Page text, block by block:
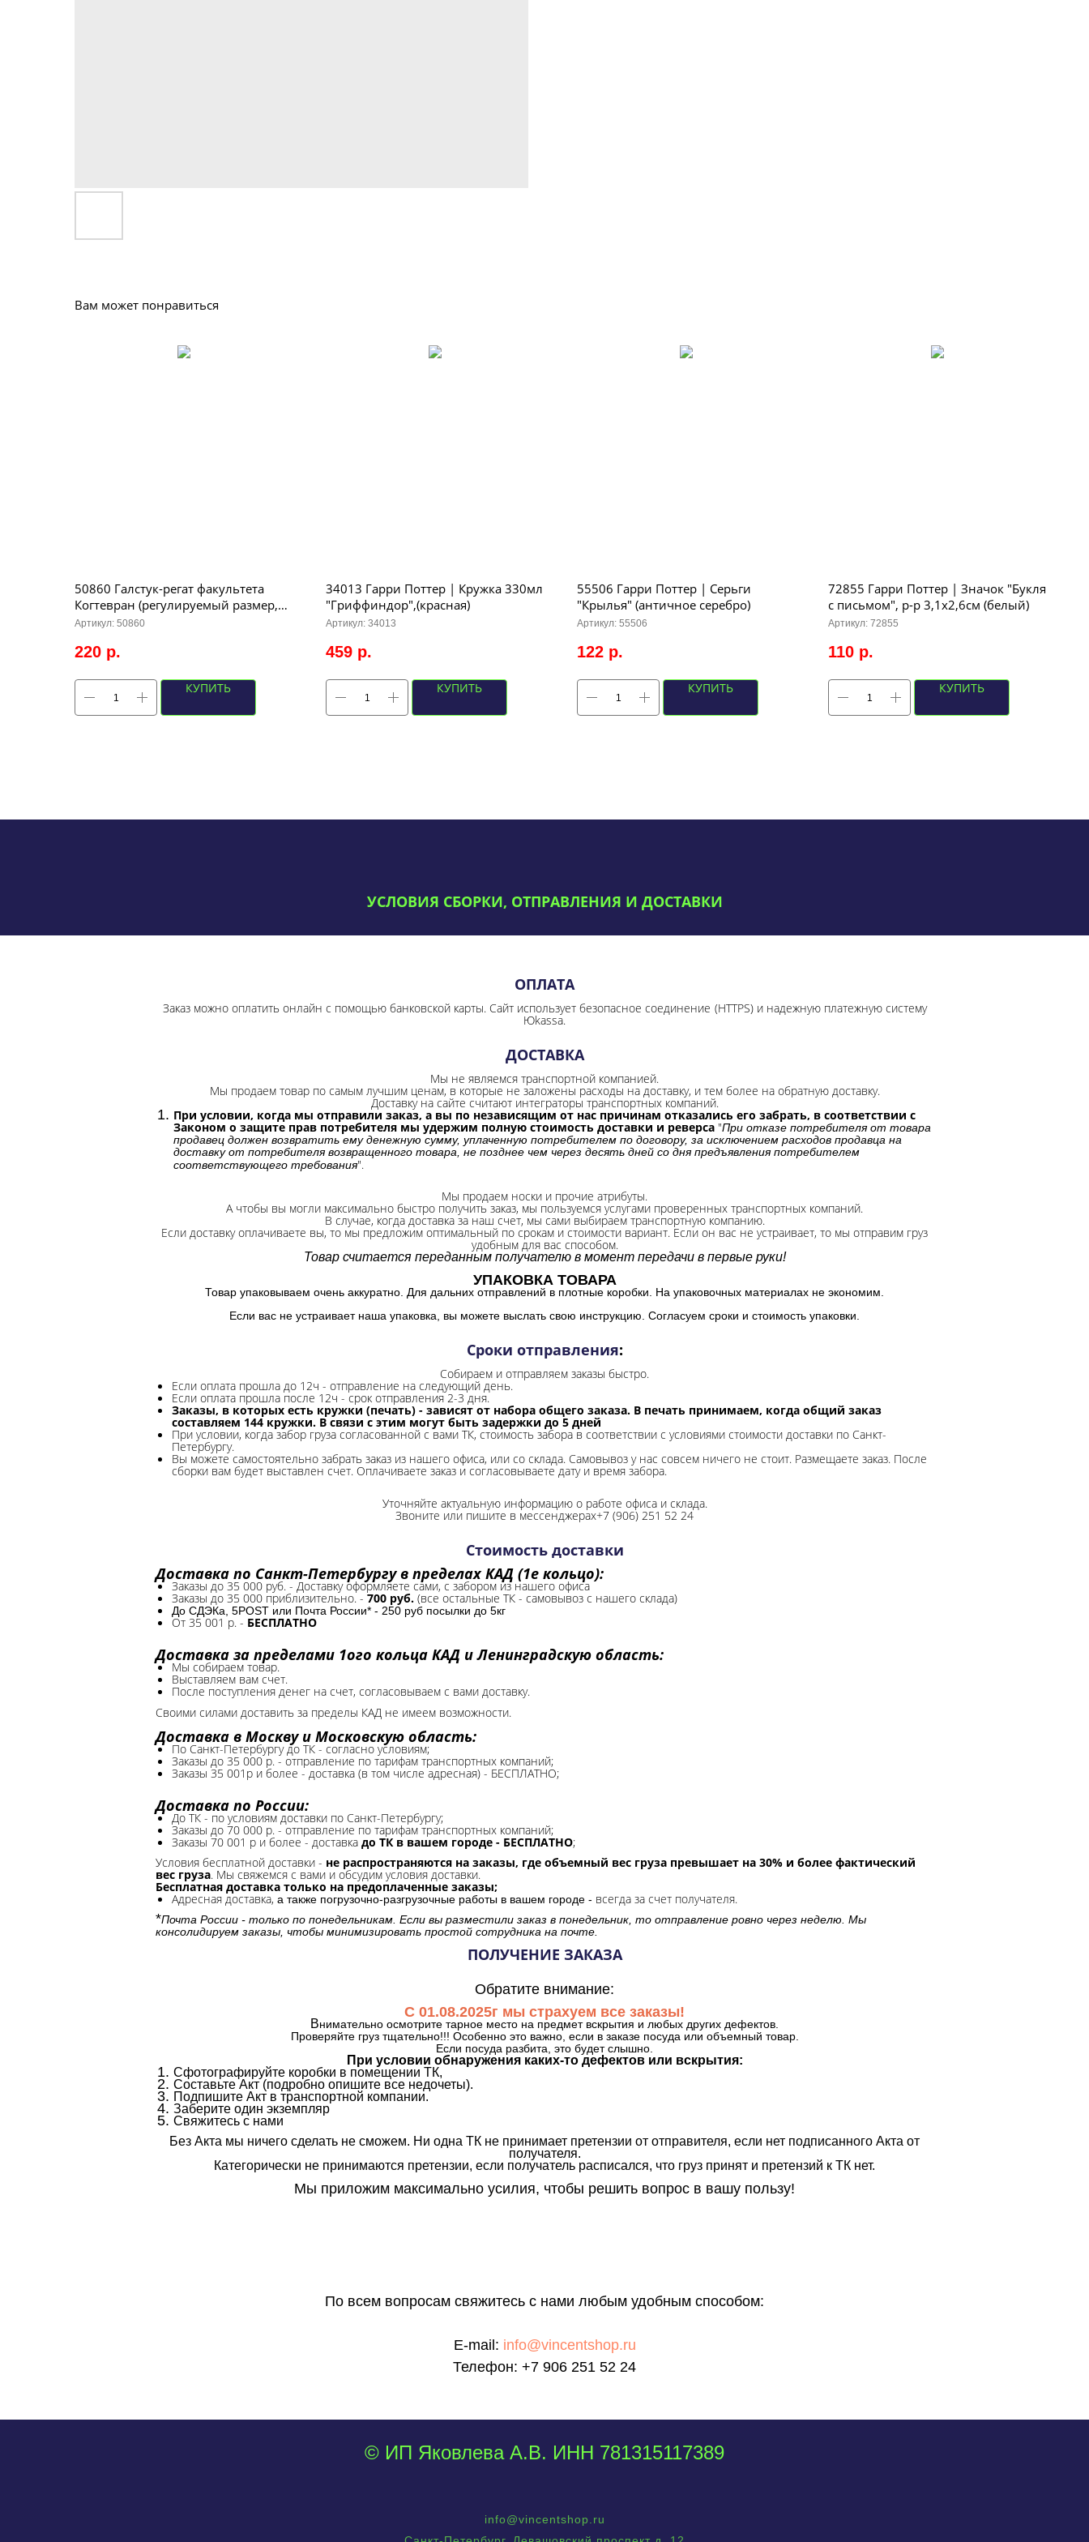
Вам может понравиться
50860 Галстук-регат факультета
Когтевран (регулируемый размер,
длина - 33см)
Артикул: 50860
220 р.
КУПИТЬ
34013 Гарри Поттер | Кружка 330мл
"Гриффиндор",(красная)
Артикул: 34013
459 р.
КУПИТЬ
55506 Гарри Поттер | Серьги
"Крылья" (античное серебро)
Артикул: 55506
122 р.
КУПИТЬ
72855 Гарри Поттер | Значок "Букля
с письмом", р-р 3,1х2,6см (белый)
Артикул: 72855
110 р.
КУПИТЬ
УСЛОВИЯ СБОРКИ, ОТПРАВЛЕНИЯ И ДОСТАВКИ
ОПЛАТА
Заказ можно оплатить онлайн с помощью банковской карты. Сайт использует безопасное соединение (HTTPS) и надежную платежную систему
Юkassa.
ДОСТАВКА
Мы не являемся транспортной компанией.
Мы продаем товар по самым лучшим ценам, в которые не заложены расходы на доставку, и тем более на обратную доставку.
Доставку на сайте считают интеграторы транспортных компаний.
При условии, когда мы отправили заказ, а вы по независящим от нас причинам отказались его забрать, в соответствии с
Законом о защите прав потребителя мы удержим полную стоимость доставки и реверса "При отказе потребителя от товара
продавец должен возвратить ему денежную сумму, уплаченную потребителем по договору, за исключением расходов продавца на
доставку от потребителя возвращенного товара, не позднее чем через десять дней со дня предъявления потребителем
соответствующего требования".
Мы продаем носки и прочие атрибуты.
А чтобы вы могли максимально быстро получить заказ, мы пользуемся услугами проверенных транспортных компаний.
В случае, когда доставка за наш счет, мы сами выбираем транспортную компанию.
Если доставку оплачиваете вы, то мы предложим оптимальный по срокам и стоимости вариант. Если он вас не устраивает, то мы отправим груз
удобным для вас способом.
Товар считается переданным получателю в момент передачи в первые руки!
УПАКОВКА ТОВАРА
Товар упаковываем очень аккуратно. Для дальних отправлений в плотные коробки. На упаковочных материалах не экономим.
Если вас не устраивает наша упаковка, вы можете выслать свою инструкцию. Согласуем сроки и стоимость упаковки.
Сроки отправления:
Собираем и отправляем заказы быстро.
Если оплата прошла до 12ч - отправление на следующий день.
Если оплата прошла после 12ч - срок отправления 2-3 дня.
Заказы, в которых есть кружки (печать) - зависят от набора общего заказа. В печать принимаем, когда общий заказ
составляем 144 кружки. В связи с этим могут быть задержки до 5 дней
При условии, когда забор груза согласованной с вами ТК, стоимость забора в соответствии с условиями стоимости доставки по Санкт-
Петербургу.
Вы можете самостоятельно забрать заказ из нашего офиса, или со склада. Самовывоз у нас совсем ничего не стоит. Размещаете заказ. После
сборки вам будет выставлен счет. Оплачиваете заказ и согласовываете дату и время забора.
Уточняйте актуальную информацию о работе офиса и склада.
Звоните или пишите в мессенджерах+7 (906) 251 52 24
Стоимость доставки
Доставка по Санкт-Петербургу в пределах КАД (1е кольцо):
Заказы до 35 000 руб. - Доставку оформляете сами, с забором из нашего офиса
Заказы до 35 000 приблизительно. - 700 руб. (все остальные ТК - самовывоз с нашего склада)
До СДЭКа, 5POST или Почта России* - 250 руб посылки до 5кг
От 35 001 р. - БЕСПЛАТНО
Доставка за пределами 1ого кольца КАД и Ленинградскую область:
Мы собираем товар.
Выставляем вам счет.
После поступления денег на счет, согласовываем с вами доставку.
Своими силами доставить за пределы КАД не имеем возможности.​
Доставка в Москву и Московскую область:
По Санкт-Петербургу до ТК - согласно условиям;
Заказы до 35 000 р. - отправление по тарифам транспортных компаний;
Заказы 35 001р и более - доставка (в том числе адресная) - БЕСПЛАТНО;
Доставка по России:
До ТК - по условиям доставки по Санкт-Петербургу;
Заказы до 70 000 р. - отправление по тарифам транспортных компаний;
Заказы 70 001 р и более - доставка до ТК в вашем городе - БЕСПЛАТНО;
Условия бесплатной доставки - не распространяются на заказы, где объемный вес груза превышает на 30% и более фактический
вес груза. Мы свяжемся с вами и обсудим условия доставки.
Бесплатная доставка только на предоплаченные заказы;
Адресная доставка, а также погрузочно-разгрузочные работы в вашем городе - всегда за счет получателя.
*Почта России - только по понедельникам. Если вы разместили заказ в понедельник, то отправление ровно через неделю. Мы
консолидируем заказы, чтобы минимизировать простой сотрудника на почте.
ПОЛУЧЕНИЕ ЗАКАЗА
Обратите внимание:
С 01.08.2025г мы страхуем все заказы!
Внимательно осмотрите тарное место на предмет вскрытия и любых других дефектов.
Проверяйте груз тщательно!!! Особенно это важно, если в заказе посуда или объемный товар.
Если посуда разбита, это будет слышно.
При условии обнаружения каких-то дефектов или вскрытия:
Сфотографируйте коробки в помещении ТК,
Составьте Акт (подробно опишите все недочеты).
Подпишите Акт в транспортной компании.
Заберите один экземпляр
Свяжитесь с нами
Без Акта мы ничего сделать не сможем. Ни одна ТК не принимает претензии от отправителя, если нет подписанного Акта от
получателя.
Категорически не принимаются претензии, если получатель расписался, что груз принят и претензий к ТК нет.
Мы приложим максимально усилия, чтобы решить вопрос в вашу пользу!
По всем вопросам свяжитесь с нами любым удобным способом:
E-mail: info@vincentshop.ru
Телефон: +7 906 251 52 24
© ИП Яковлева А.В. ИНН 781315117389
info@vincentshop.ru